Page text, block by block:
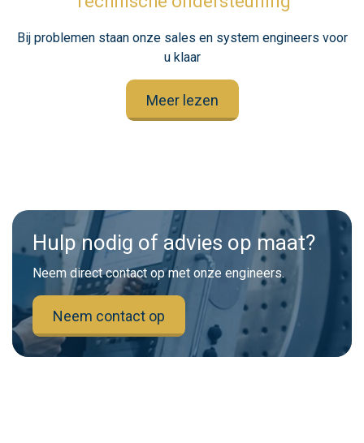
Bij problemen staan onze sales en system engineers voor
u klaar
Meer lezen
Hulp nodig of advies op maat?
Neem direct contact op met onze engineers.
Neem contact op